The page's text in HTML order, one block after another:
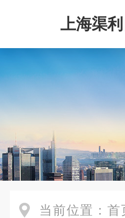
上海渠
当前位置： 首